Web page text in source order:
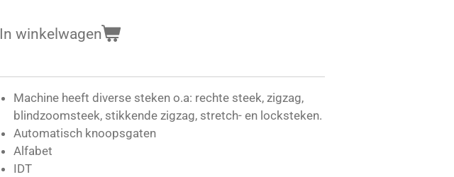
In winkelwagen
Machine heeft diverse steken o.a: rechte steek, zigzag,
blindzoomsteek, stikkende zigzag, stretch- en locksteken.
Automatisch knoopsgaten
Alfabet
IDT